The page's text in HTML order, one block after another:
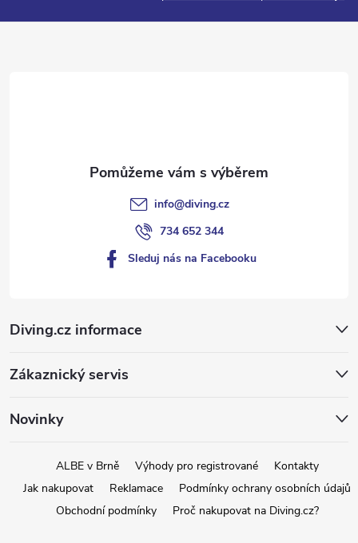
Diving.cz informace
Zákaznický servis
Novinky
info@diving.cz
734 652 344
Sleduj nás na Facebooku
ALBE v Brně Výhody pro registrované
Kontakty
Jak nakupovat
Reklamace
Podmínky ochrany osobních údajů
Obchodní podmínky
Proč nakupovat na Diving.cz?